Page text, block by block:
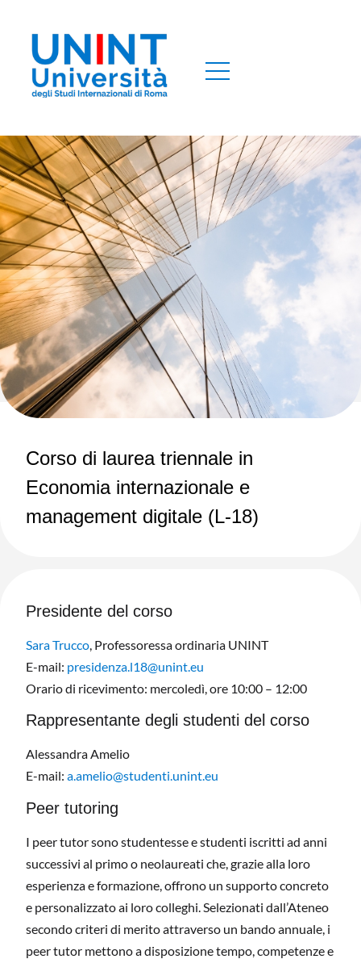
Corso di laurea triennale in
Economia internazionale e
management digitale (L-18)
Presidente del corso
Sara Trucco, Professoressa ordinaria UNINT
E-mail: presidenza.l18@unint.eu
Orario di ricevimento: mercoledì, ore 10:00 – 12:00
Rappresentante degli studenti del corso
Alessandra Amelio
E-mail: a.amelio@studenti.unint.eu
Peer tutoring
I peer tutor sono studentesse e studenti iscritti ad anni
successivi al primo o neolaureati che, grazie alla loro
esperienza e formazione, offrono un supporto concreto
e personalizzato ai loro colleghi. Selezionati dall’Ateneo
secondo criteri di merito attraverso un bando annuale, i
peer tutor mettono a disposizione tempo, competenze e